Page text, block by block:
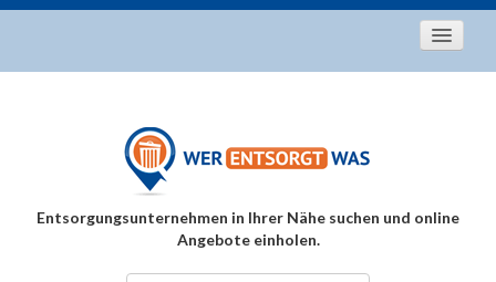
Entsorgungstipps
Über uns
Entsorgungsunternehmen in Ihrer Nähe suchen und online
Angebote einholen.